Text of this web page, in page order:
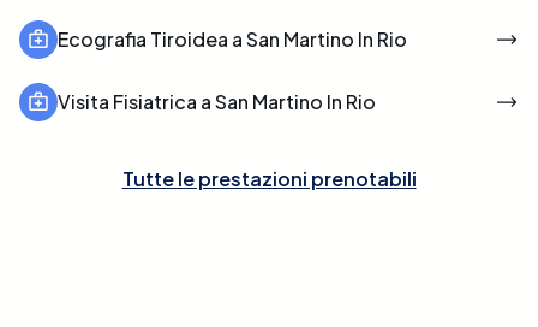
Ecografia Tiroidea a San Martino In Rio
Visita Fisiatrica a San Martino In Rio
Tutte le prestazioni prenotabili